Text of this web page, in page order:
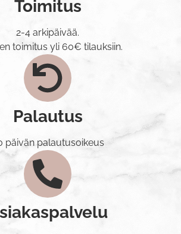
Toimitus
2-4 arkipäivää.
toimitus yli 60€ tilauksiin.
Palautus
päivän palautusoikeus